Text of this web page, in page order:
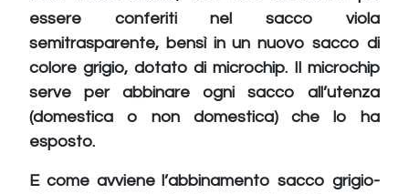
essere conferiti nel sacco viola
semitrasparente, bensì in un nuovo sacco di
colore grigio, dotato di microchip. Il microchip
serve per abbinare ogni sacco all’utenza
(domestica o non domestica) che lo ha
esposto.
E come avviene l’abbinamento sacco grigio-